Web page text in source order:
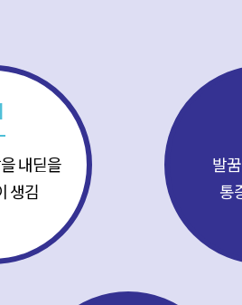
내딛을
생김
발
통